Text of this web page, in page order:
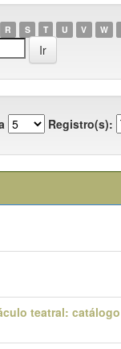
R S T U V W
Registro(s):
teatral: